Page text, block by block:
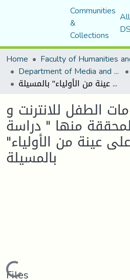
Communities
&
Collections
Home
Department of Media and Communication Studies
استخدامات الطفل للانترنت و الاشباعات المحققة منها " دراسة مسحية على عينة من الأولياء" بالمسيلة
الطفل للانترنت و
منها " دراسة
عينة من الأولياء"
بالمسيلة
Files